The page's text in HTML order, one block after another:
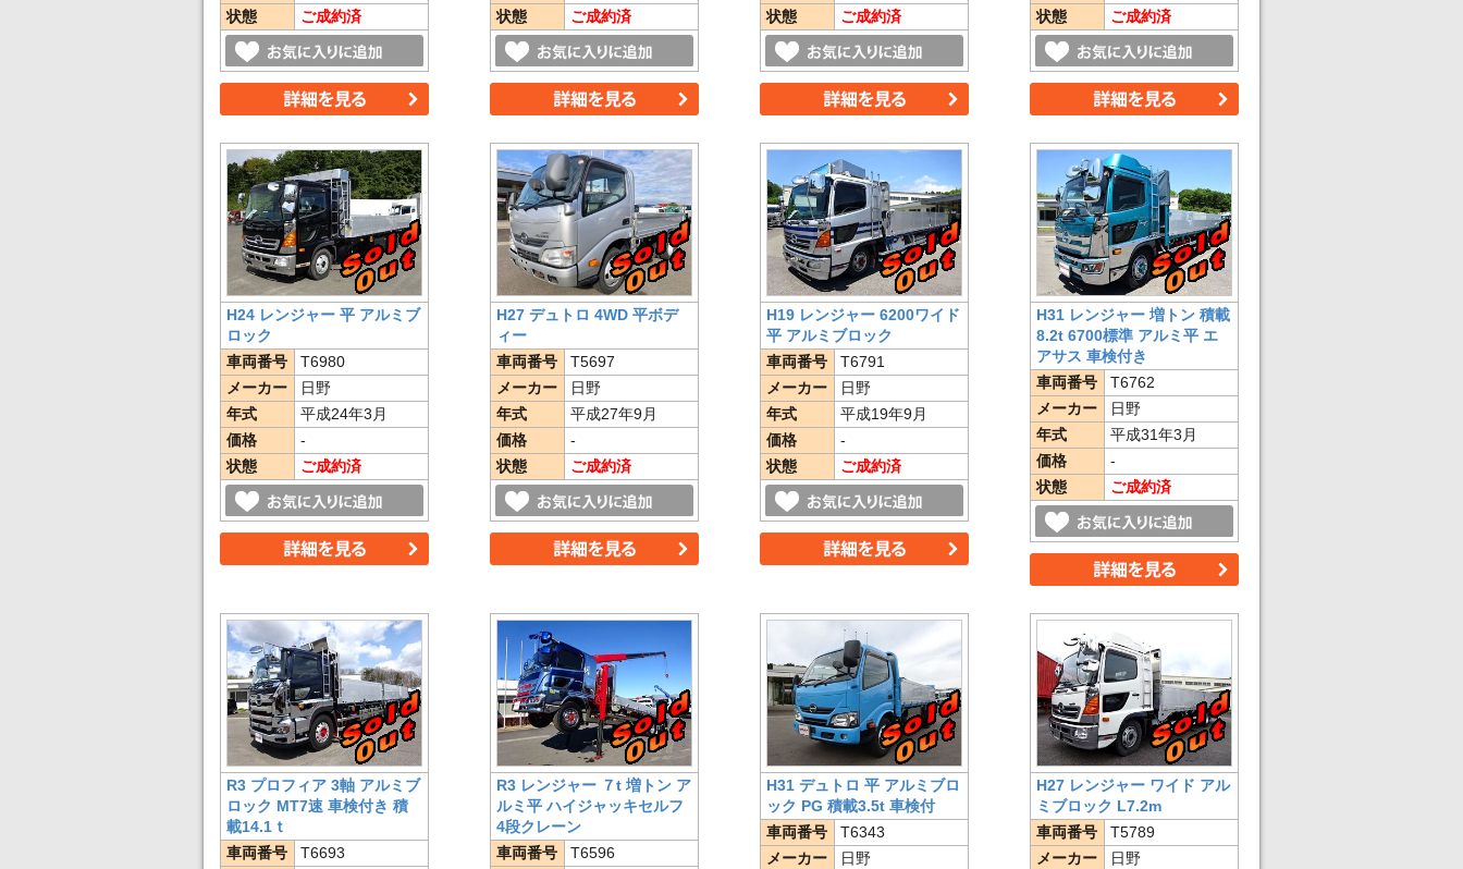
状態
ご成約済
状態
ご成約済
状態
ご成約済
状態
ご成約済
H24 レンジャー 平 アルミブ
ロック
車両番号
T6980
メーカー
日野
年式
平成24年3月
価格
-
状態
ご成約済
H27 デュトロ 4WD 平ボデ
ィー
車両番号
T5697
メーカー
日野
年式
平成27年9月
価格
-
状態
ご成約済
H19 レンジャー 6200ワイド
平 アルミブロック
車両番号
T6791
メーカー
日野
年式
平成19年9月
価格
-
状態
ご成約済
H31 レンジャー 増トン 積載
8.2t 6700標準 アルミ平 エ
アサス 車検付き
車両番号
T6762
メーカー
日野
年式
平成31年3月
価格
-
状態
ご成約済
R3 プロフィア 3軸 アルミブ
ロック MT7速 車検付き 積
載14.1ｔ
車両番号
T6693
R3 レンジャー ７t 増トン ア
ルミ平 ハイジャッキセルフ
4段クレーン
車両番号
T6596
H31 デュトロ 平 アルミブロ
ック PG 積載3.5t 車検付
車両番号
T6343
メーカー
日野
H27 レンジャー ワイド アル
ミブロック L7.2m
車両番号
T5789
メーカー
日野